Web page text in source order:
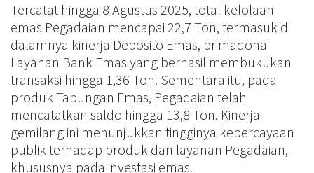
Tercatat hingga 8 Agustus 2025, total kelolaan
emas Pegadaian mencapai 22,7 Ton, termasuk di
dalamnya kinerja Deposito Emas, primadona
Layanan Bank Emas yang berhasil membukukan
transaksi hingga 1,36 Ton. Sementara itu, pada
produk Tabungan Emas, Pegadaian telah
mencatatkan saldo hingga 13,8 Ton. Kinerja
gemilang ini menunjukkan tingginya kepercayaan
publik terhadap produk dan layanan Pegadaian,
khususnya pada investasi emas.